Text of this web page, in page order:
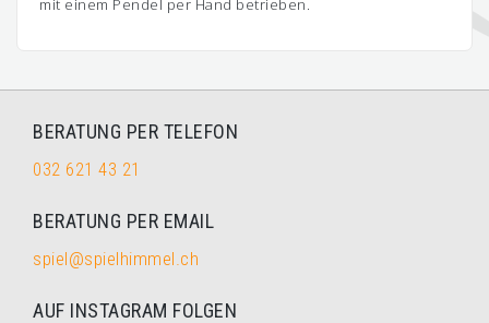
mit einem Pendel per Hand betrieben.
BERATUNG PER TELEFON
032 621 43 21
BERATUNG PER EMAIL
spiel@spielhimmel.ch
AUF INSTAGRAM FOLGEN